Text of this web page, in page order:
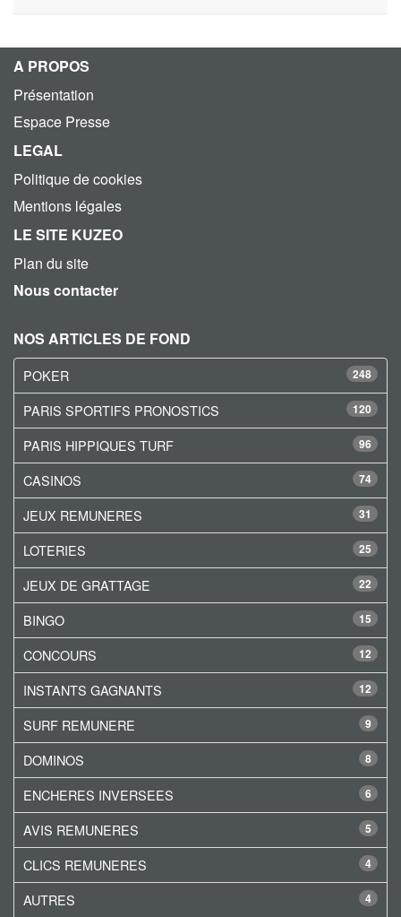
A PROPOS
Présentation
Espace Presse
LEGAL
Politique de cookies
Mentions légales
LE SITE KUZEO
Plan du site
Nous contacter
NOS ARTICLES DE FOND
248
POKER
120
PARIS SPORTIFS PRONOSTICS
96
PARIS HIPPIQUES TURF
74
CASINOS
31
JEUX REMUNERES
25
LOTERIES
22
JEUX DE GRATTAGE
15
BINGO
12
CONCOURS
12
INSTANTS GAGNANTS
9
SURF REMUNERE
8
DOMINOS
6
ENCHERES INVERSEES
5
AVIS REMUNERES
4
CLICS REMUNERES
4
AUTRES